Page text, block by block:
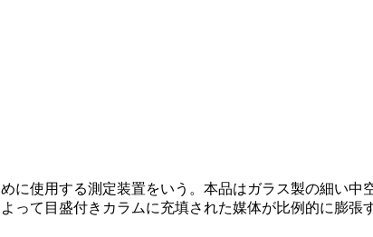
に使用する測定装置をいう。本品はガラス製の細い
って目盛付きカラムに充填された媒体が比例的に膨張